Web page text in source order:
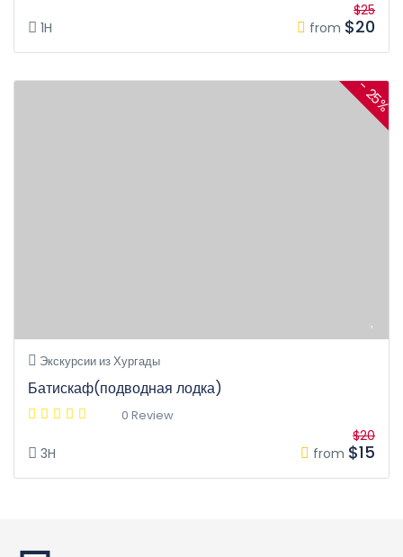
1H from
$25
$20
- 25%
Экскурсии из Хургады
Батискаф(подводная лодка)
0 Review
3H from
$20
$15